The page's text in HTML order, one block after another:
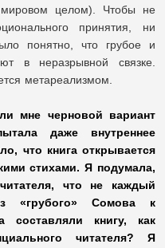
мировом целом). Чтобы не
принятия, ни
понятно, что грубое и
в неразрывной связке.
метареализмом.
мне черновой вариант
даже внутреннее
что книга открывается
стихами. Я подумала,
что не каждый
«грубого» Сомова к
составляли книгу, как
читателя?
Я